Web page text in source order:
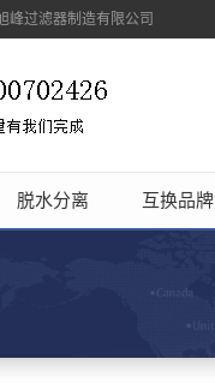
峰过滤器制造有限公司
脱水分离 互换品牌